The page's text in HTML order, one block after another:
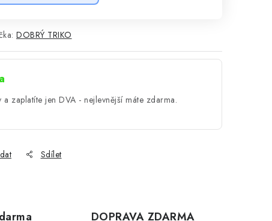
DOBRÝ TRIKO
a zaplatíte jen DVA - nejlevnější máte zdarma.
Sdílet
DOPRAVA ZDARMA